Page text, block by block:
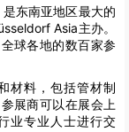
东南亚地区最大的
Asia主办。
球各地的数百家参
材料，包括管材制
展商可以在展会上
业专业人士进行交